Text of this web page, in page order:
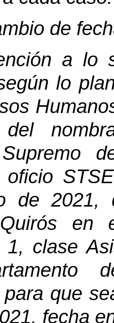
de
a lo
lo
oficio
de 2021,
en
1, clase
que
fecha